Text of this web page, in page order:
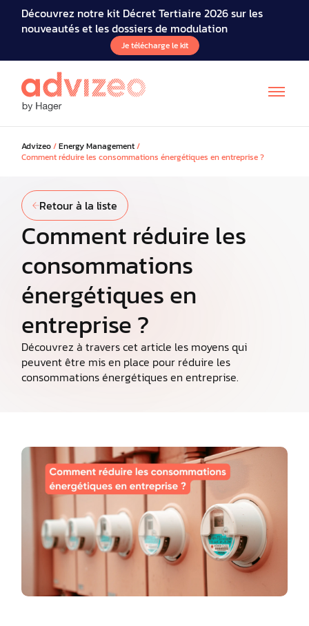
Découvrez notre kit Décret Tertiaire 2026 sur les
nouveautés et les dossiers de modulation
Je télécharge le kit
Advizeo/Energy Management/
Comment réduire les consommations énergétiques en entreprise ?
Retour à la liste
Comment réduire les
consommations
énergétiques en
entreprise ?
Découvrez à travers cet article les moyens qui
peuvent être mis en place pour réduire les
consommations énergétiques en entreprise.